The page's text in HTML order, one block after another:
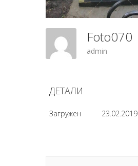
Foto070
admin
ДЕТАЛИ
Загружен 23.02.2019